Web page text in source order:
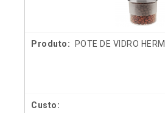
POTE DE VIDRO